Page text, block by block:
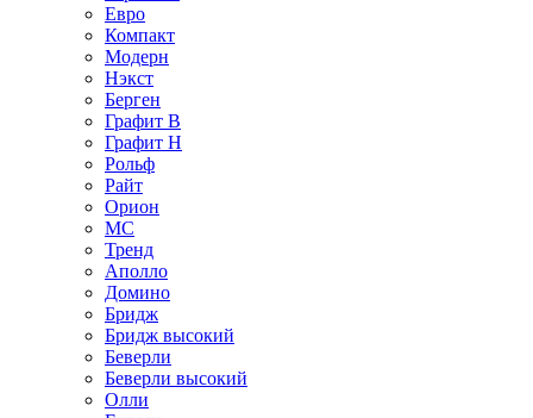
Евро
Компакт
Модерн
Нэкст
Берген
Графит В
Графит Н
Рольф
Райт
Орион
МС
Тренд
Аполло
Домино
Бридж
Бридж высокий
Беверли
Беверли высокий
Олли